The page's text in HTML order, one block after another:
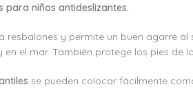
para niños antideslizantes.
resbalones y permite un buen agarre
en el mar. También protege los pies de
se pueden colocar fácilmente